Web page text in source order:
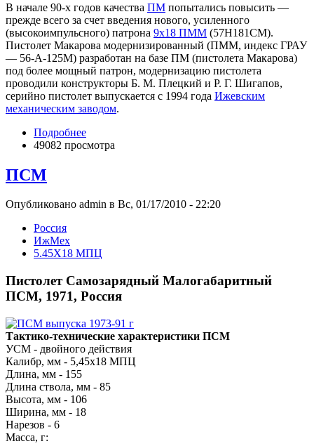
В начале 90-х годов качества ПМ попытались повысить —
прежде всего за счет введения нового, усиленного
(высокоимпульсного) патрона 9х18 ПММ (57Н181СМ).
Пистолет Макарова модернизированный (ПММ, индекс ГРАУ
— 56-А-125М) разработан на базе ПМ (пистолета Макарова)
под более мощный патрон, модернизацию пистолета
проводили конструкторы Б. М. Плецкий и Р. Г. Шигапов,
серийно пистолет выпускается с 1994 года Ижевским
механическим заводом.
Подробнее
49082 просмотра
ПСМ
Опубликовано admin в Вс, 01/17/2010 - 22:20
Росcия
ИжМех
5.45X18 МПЦ
Пистолет Самозарядный Малогабаритный
ПСМ, 1971, Россия
Тактико-технические характеристики ПСМ
УСМ - двойного действия
Калибр, мм - 5,45x18 МПЦ
Длина, мм - 155
Длина ствола, мм - 85
Высота, мм - 106
Ширина, мм - 18
Нарезов - 6
Масса, г: